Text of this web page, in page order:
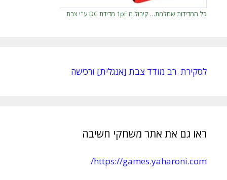
כל המדידות שחלמת… קיבול מ 1pF מדידת DC ע"י צבת
לסקירת רב מודד צבת [אנגלית] ורכישה
ראו גם את אתר משחקי חשיבה
https://games.yaharoni.com/